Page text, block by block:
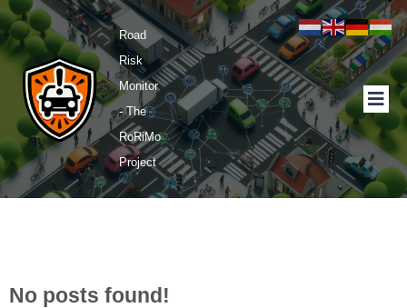
Road
Risk
Monitor
- The
RoRiMo
Project
No posts found!